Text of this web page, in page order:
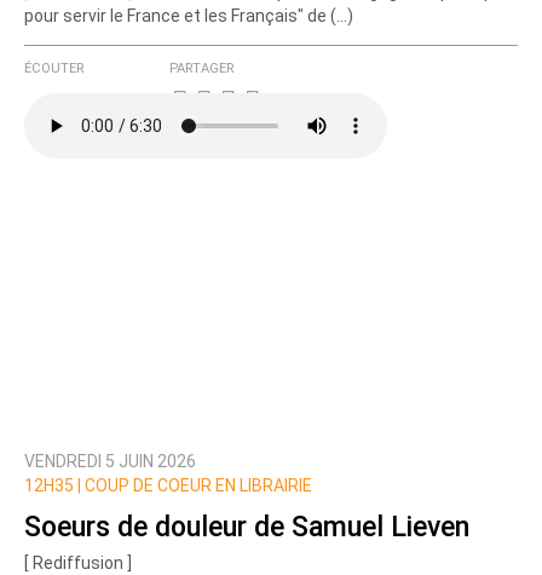
pour servir le France et les Français" de (…)
ÉCOUTER PARTAGER
VENDREDI 5 JUIN 2026
12H35 |
COUP DE COEUR EN LIBRAIRIE
Soeurs de douleur de Samuel Lieven
[ Rediffusion ]